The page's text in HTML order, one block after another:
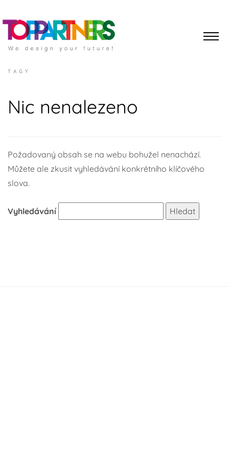
TAGY
Nic nenalezeno
Požadovaný obsah se na webu bohužel nenachází.
Můžete ale zkusit vyhledávání konkrétního klíčového
slova.
Vyhledávání